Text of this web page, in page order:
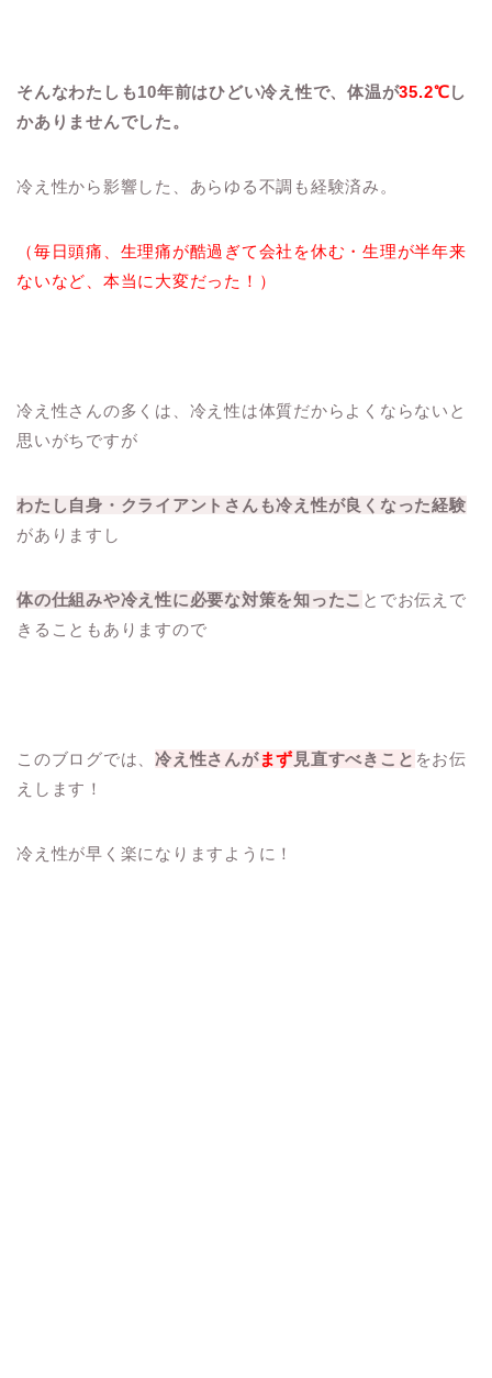
そんなわたしも10年前はひどい冷え性で、体温が35.2℃し
かありませんでした。
冷え性から影響した、あらゆる不調も経験済み。
（毎日頭痛、生理痛が酷過ぎて会社を休む・生理が半年来
ないなど、本当に大変だった！）
冷え性さんの多くは、冷え性は体質だからよくならないと
思いがちですが
わたし自身・クライアントさんも冷え性が良くなった経験
がありますし
体の仕組みや冷え性に必要な対策を知ったこ とでお伝えで
きることもありますので
このブログでは、冷え性さんがまず 見直すべきこと をお伝
えします！
冷え性が早く楽になりますように！